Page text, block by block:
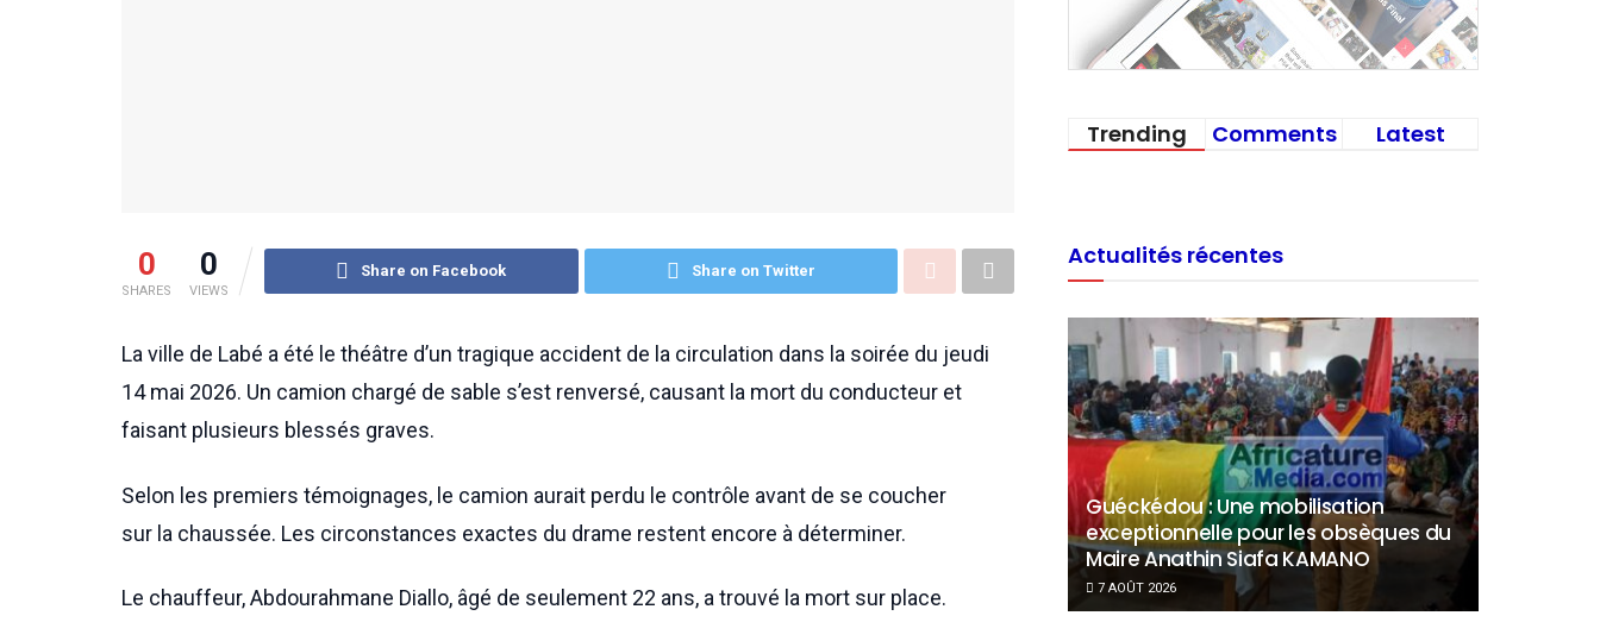
0
SHARES
0
VIEWS
Share on Facebook Share on Twitter
La ville de Labé a été le théâtre d’un tragique accident de la circulation dans la soirée du jeudi
14 mai 2026. Un camion chargé de sable s’est renversé, causant la mort du conducteur et
faisant plusieurs blessés graves.
Selon les premiers témoignages, le camion aurait perdu le contrôle avant de se coucher
sur la chaussée. Les circonstances exactes du drame restent encore à déterminer.
Le chauffeur, Abdourahmane Diallo, âgé de seulement 22 ans, a trouvé la mort sur place.
Trending Comments Latest
Actualités récentes
Guéckédou : Une mobilisation
exceptionnelle pour les obsèques du
Maire Anathin Siafa KAMANO
7 AOÛT 2026